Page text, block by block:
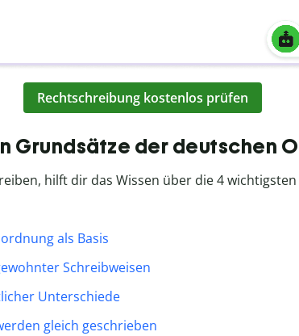
Rechtschreibung kostenlos prüfen
Grundsätze der deutschen
hilft dir das Wissen über die 4
als Basis
Schreibweisen
Unterschiede
gleich geschrieben